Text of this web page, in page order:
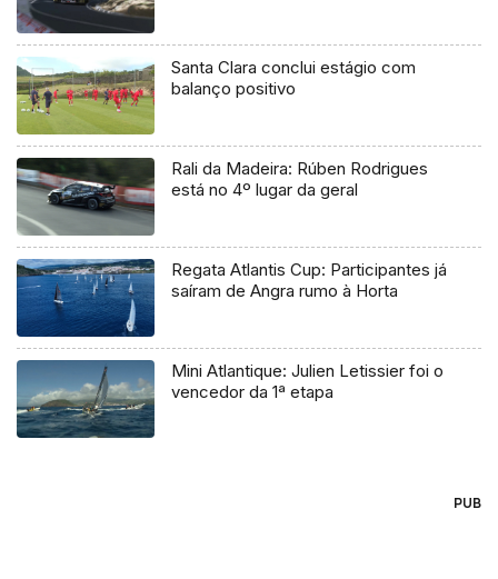
Santa Clara conclui estágio com
balanço positivo
Rali da Madeira: Rúben Rodrigues
está no 4º lugar da geral
Regata Atlantis Cup: Participantes já
saíram de Angra rumo à Horta
Mini Atlantique: Julien Letissier foi o
vencedor da 1ª etapa
PUB